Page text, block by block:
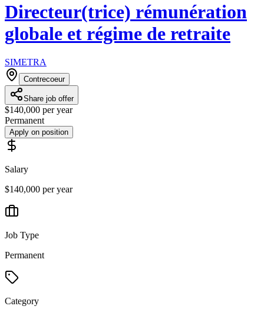
Directeur(trice) rémunération
globale et régime de retraite
SIMETRA
Contrecoeur
Share job offer
$140,000 per year
Permanent
Apply on position
Salary
$140,000 per year
Job Type
Permanent
Category